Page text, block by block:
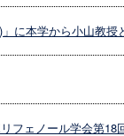
に本学から小山教
フェノール学会第18